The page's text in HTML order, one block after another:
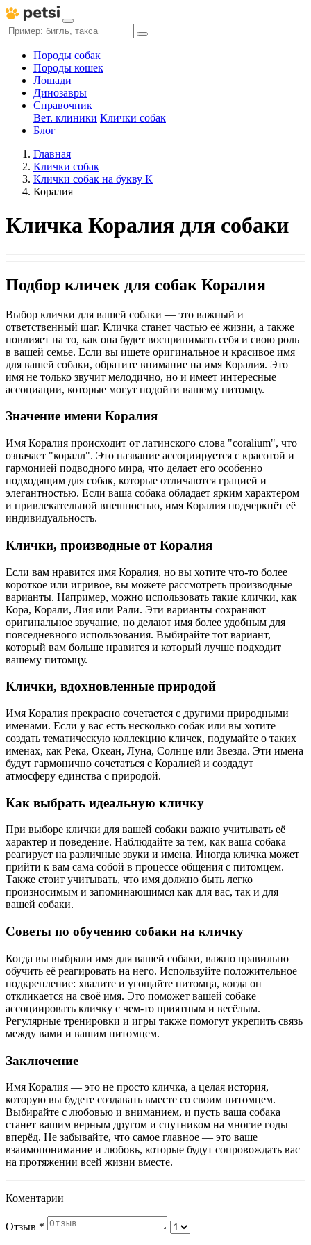
Породы собак
Породы кошек
Лошади
Динозавры
Справочник
Вет. клиники Клички собак
Блог
Главная
Клички собак
Клички собак на букву К
Коралия
Кличка Коралия для собаки
Подбор кличек для собак Коралия
Выбор клички для вашей собаки — это важный и
ответственный шаг. Кличка станет частью её жизни, а также
повлияет на то, как она будет воспринимать себя и свою роль
в вашей семье. Если вы ищете оригинальное и красивое имя
для вашей собаки, обратите внимание на имя Коралия. Это
имя не только звучит мелодично, но и имеет интересные
ассоциации, которые могут подойти вашему питомцу.
Значение имени Коралия
Имя Коралия происходит от латинского слова "coralium", что
означает "коралл". Это название ассоциируется с красотой и
гармонией подводного мира, что делает его особенно
подходящим для собак, которые отличаются грацией и
элегантностью. Если ваша собака обладает ярким характером
и привлекательной внешностью, имя Коралия подчеркнёт её
индивидуальность.
Клички, производные от Коралия
Если вам нравится имя Коралия, но вы хотите что-то более
короткое или игривое, вы можете рассмотреть производные
варианты. Например, можно использовать такие клички, как
Кора, Корали, Лия или Рали. Эти варианты сохраняют
оригинальное звучание, но делают имя более удобным для
повседневного использования. Выбирайте тот вариант,
который вам больше нравится и который лучше подходит
вашему питомцу.
Клички, вдохновленные природой
Имя Коралия прекрасно сочетается с другими природными
именами. Если у вас есть несколько собак или вы хотите
создать тематическую коллекцию кличек, подумайте о таких
именах, как Река, Океан, Луна, Солнце или Звезда. Эти имена
будут гармонично сочетаться с Коралией и создадут
атмосферу единства с природой.
Как выбрать идеальную кличку
При выборе клички для вашей собаки важно учитывать её
характер и поведение. Наблюдайте за тем, как ваша собака
реагирует на различные звуки и имена. Иногда кличка может
прийти к вам сама собой в процессе общения с питомцем.
Также стоит учитывать, что имя должно быть легко
произносимым и запоминающимся как для вас, так и для
вашей собаки.
Советы по обучению собаки на кличку
Когда вы выбрали имя для вашей собаки, важно правильно
обучить её реагировать на него. Используйте положительное
подкрепление: хвалите и угощайте питомца, когда он
откликается на своё имя. Это поможет вашей собаке
ассоциировать кличку с чем-то приятным и весёлым.
Регулярные тренировки и игры также помогут укрепить связь
между вами и вашим питомцем.
Заключение
Имя Коралия — это не просто кличка, а целая история,
которую вы будете создавать вместе со своим питомцем.
Выбирайте с любовью и вниманием, и пусть ваша собака
станет вашим верным другом и спутником на многие годы
вперёд. Не забывайте, что самое главное — это ваше
взаимопонимание и любовь, которые будут сопровождать вас
на протяжении всей жизни вместе.
Коментарии
Отзыв *